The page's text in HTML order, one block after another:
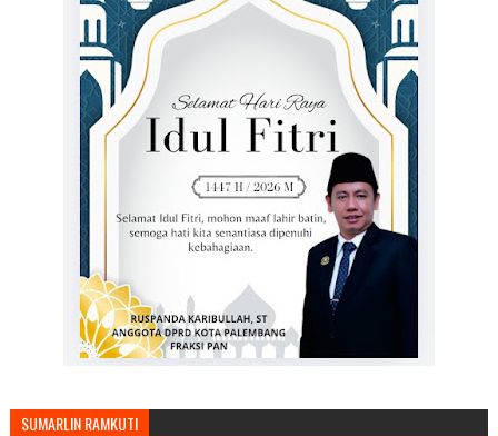
SUMARLIN RAMKUTI